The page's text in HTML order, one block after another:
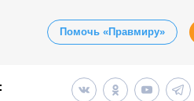
Помочь «Правмиру»